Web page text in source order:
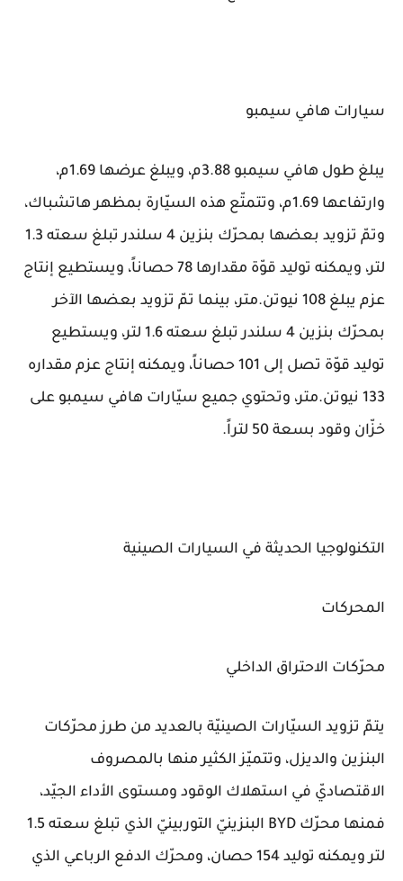
سيارات هافي سيمبو
يبلغ طول هافي سيمبو 3.88م، ويبلغ عرضها 1.69م،
وارتفاعها 1.69م، وتتمتّع هذه السيّارة بمظهر هاتشباك،
وتمّ تزويد بعضها بمحرّك بنزين 4 سلندر تبلغ سعته 1.3
لتر، ويمكنه توليد قوّة مقدارها 78 حصاناً، ويستطيع إنتاج
عزم يبلغ 108 نيوتن.متر، بينما تمّ تزويد بعضها الآخر
بمحرّك بنزين 4 سلندر تبلغ سعته 1.6 لتر، ويستطيع
توليد قوّة تصل إلى 101 حصاناً، ويمكنه إنتاج عزم مقداره
133 نيوتن.متر، وتحتوي جميع سيّارات هافي سيمبو على
خزّان وقود بسعة 50 لتراً.
التكنولوجيا الحديثة في السيارات الصينية
المحركات
محرّكات الاحتراق الداخلي
يتمّ تزويد السيّارات الصينيّة بالعديد من طرز محرّكات
البنزين والديزل، وتتميّز الكثير منها بالمصروف
الاقتصاديّ في استهلاك الوقود ومستوى الأداء الجيّد،
فمنها محرّك BYD البنزينيّ التوربينيّ الذي تبلغ سعته 1.5
لتر ويمكنه توليد 154 حصان، ومحرّك الدفع الرباعي الذي